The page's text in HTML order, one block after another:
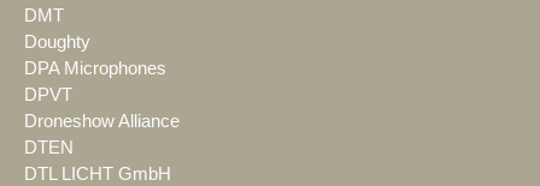
DMT
Doughty
DPA Microphones
DPVT
Droneshow Alliance
DTEN
DTL LICHT GmbH